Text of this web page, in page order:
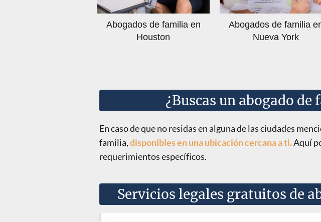
Abogados de familia en
Houston
Abogados de familia
Nueva York
¿Buscas un abogado
En caso de que no residas en alguna de las ciudades
familia,disponibles en una ubicación cercana a ti.Aquí
requerimientos específicos.
Servicios legales gratuitos de